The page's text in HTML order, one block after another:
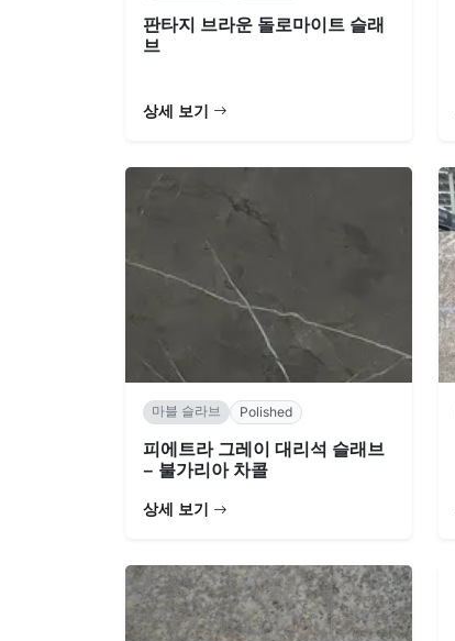
판타지 브라운 돌로마이트 슬래
브
상세 보기
마블 슬라브 Polished
피에트라 그레이 대리석 슬래브
– 불가리아 차콜
상세 보기